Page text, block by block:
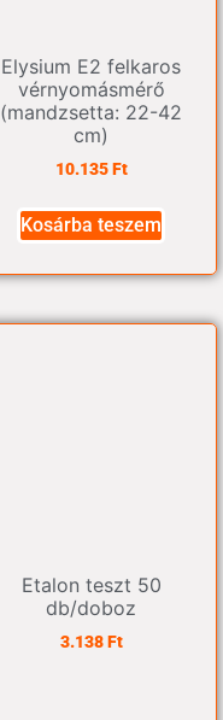
Elysium E2 felkaros
vérnyomásmérő
(mandzsetta: 22-42
cm)
10.135Ft
Kosárba teszem
Etalon teszt 50
db/doboz
3.138Ft